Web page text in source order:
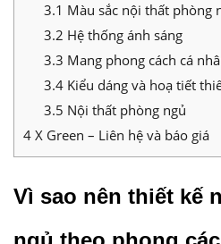
3.1 Màu sắc nội thất phòng
3.2 Hệ thống ánh sáng
3.3 Mang phong cách cá
3.4Kiểu dáng và hoạ tiết
3.5 Nội thất phòng ngủ
4 X Green – Liên hệ và báo giá
Vì sao nên thiết kế